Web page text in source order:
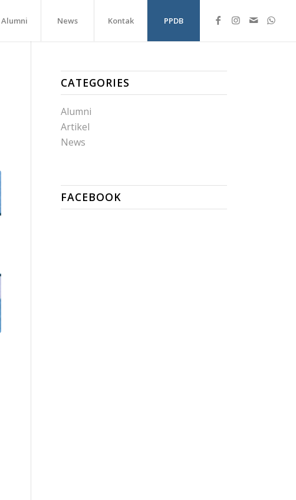
Alumni News Kontak PPDB
CATEGORIES
Alumni
Artikel
News
FACEBOOK